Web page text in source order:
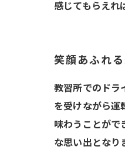
感じてもらえれ
笑顔あふれ
教習所でのドラ
を受けながら運
味わうことがで
な思い出となり